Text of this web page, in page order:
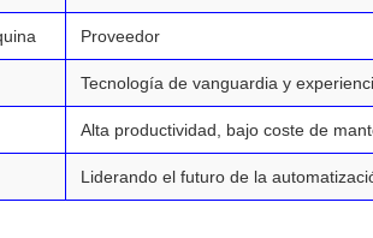
Proveedor
Tecnología de vanguardia y
Alta productividad, bajo coste de
Liderando el futuro de la